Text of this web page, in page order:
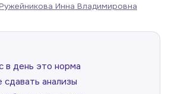
Инна Владимировна
в день это норма
анализы